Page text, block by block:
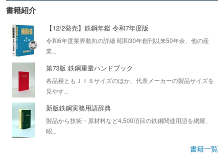
書籍紹介
【12/2発売】鉄鋼年鑑 令和7年度版
令和6年度業界動向の詳細 昭和30年創刊以来50年余、他の産
業...
第73版 鉄鋼重量ハンドブック
各品種ともＪＩＳサイズのほか、代表メーカーの製品サイズを
見やす...
新版鉄鋼実務用語辞典
製品から技術・原材料など4,500項目の鉄鋼関連用語を網羅、
昭...
書籍一覧